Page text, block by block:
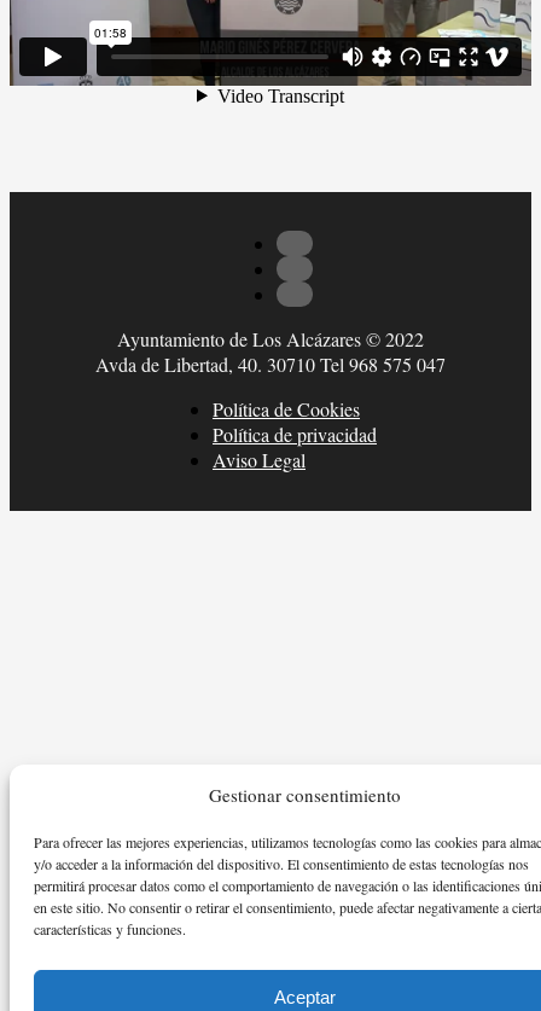
Gestionar consentimiento
Para ofrecer las mejores experiencias, utilizamos tecnologías como las cookies para
y/o acceder a la información del dispositivo. El consentimiento de estas tecnologías nos
permitirá procesar datos como el comportamiento de navegación o las identificaciones
en este sitio. No consentir o retirar el consentimiento, puede afectar negativamente a
características y funciones.
Aceptar
Ayuntamiento de Los Alcázares © 2022
Avda de Libertad, 40. 30710 Tel 968 575 047
Política de Cookies
Política de privacidad
Aviso Legal